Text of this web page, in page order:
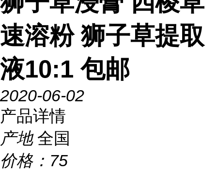
速溶粉 狮子草提取
液10:1 包邮
2020-06-02
产品详情
产地 全国
价格： 75